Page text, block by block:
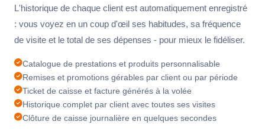
L'historique de chaque client est automatiquement enregistré
: vous voyez en un coup d'œil ses habitudes, sa fréquence
de visite et le total de ses dépenses - pour mieux le fidéliser.
Catalogue de prestations et produits personnalisable
Remises et promotions gérables par client ou par période
Ticket de caisse et facture générés à la volée
Historique complet par client avec toutes ses visites
Clôture de caisse journalière en quelques secondes